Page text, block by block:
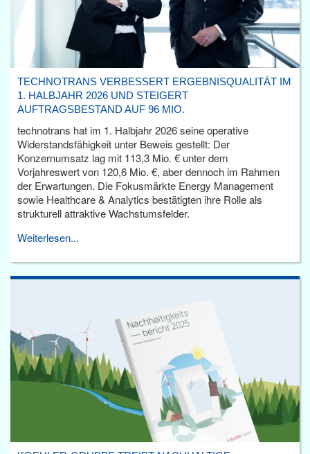
TECHNOTRANS VERBESSERT ERGEBNISQUALITÄT IM
1. HALBJAHR 2026 UND STEIGERT
AUFTRAGSBESTAND AUF 96 MIO.
technotrans hat im 1. Halbjahr 2026 seine operative
Widerstandsfähigkeit unter Beweis gestellt: Der
Konzernumsatz lag mit 113,3 Mio. € unter dem
Vorjahreswert von 120,6 Mio. €, aber dennoch im Rahmen
der Erwartungen. Die Fokusmärkte Energy Management
sowie Healthcare & Analytics bestätigten ihre Rolle als
strukturell attraktive Wachstumsfelder.
Weiterlesen...